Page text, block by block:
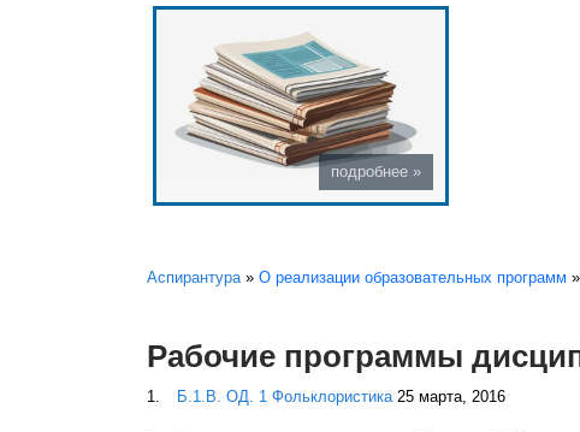
Вы здесь
Аспирантура» О реализации образовательных программ »
Рабочие программы
Б.1.В. ОД. 1 Фольклористика 25 марта, 2016